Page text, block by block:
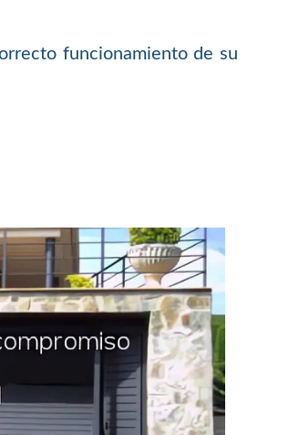
funcionamiento de su